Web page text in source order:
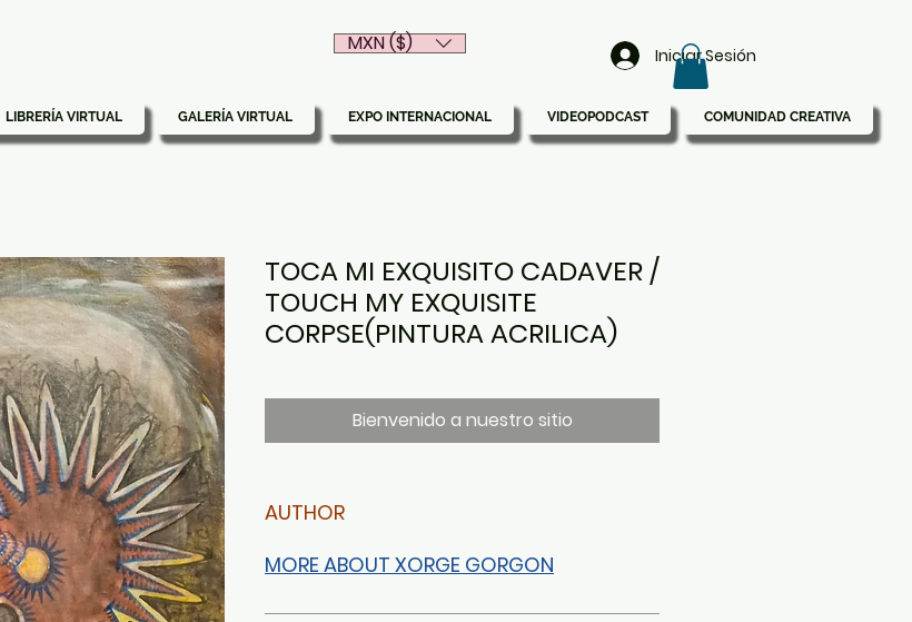
Iniciar Sesión
MXN ($)
LIBRERÍA VIRTUAL GALERÍA VIRTUAL EXPO INTERNACIONAL VIDEOPODCAST COMUNIDAD CREATIVA
TOCA MI EXQUISITO CADAVER /
TOUCH MY EXQUISITE
CORPSE(PINTURA ACRILICA)
Bienvenido a nuestro sitio
AUTHOR
MORE ABOUT XORGE GORGON